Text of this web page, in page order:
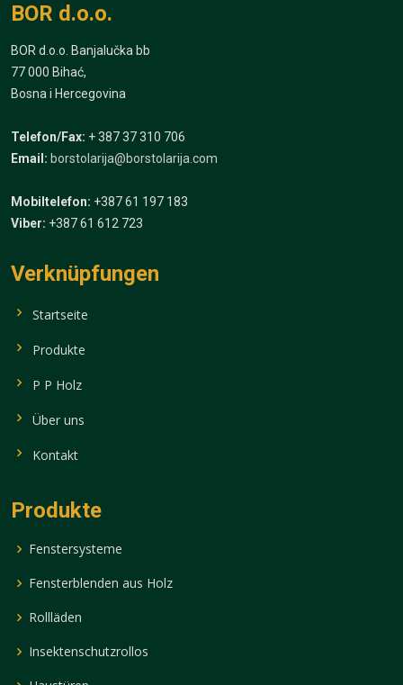
BOR d.o.o.
BOR d.o.o. Banjalučka bb
77 000 Bihać,
Bosna i Hercegovina
Telefon/Fax: + 387 37 310 706
Email: borstolarija@borstolarija.com
Mobiltelefon: +387 61 197 183
Viber: +387 61 612 723
Verknüpfungen
Startseite
Produkte
P P Holz
Über uns
Kontakt
Produkte
Fenstersysteme
Fensterblenden aus Holz
Rollläden
Insektenschutzrollos